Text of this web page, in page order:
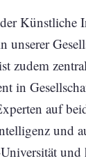
Künstliche
unserer
zudem
in
auf
und